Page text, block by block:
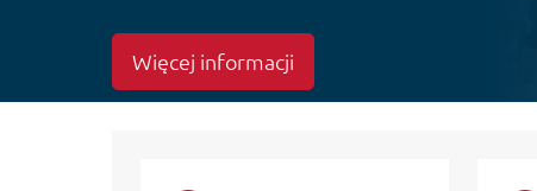
Więcej informacji